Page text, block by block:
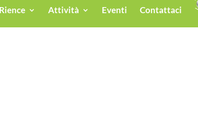
Attività Eventi Contattaci